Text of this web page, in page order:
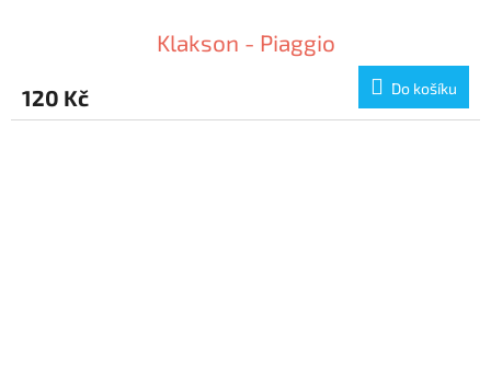
Klakson - Piaggio
120 Kč Do košíku